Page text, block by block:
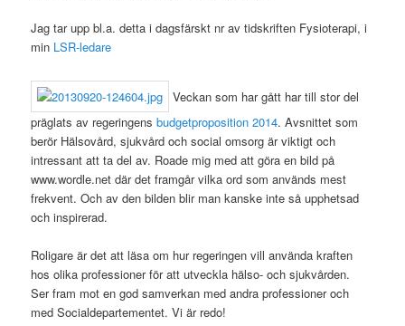
Jag tar upp bl.a. detta i dagsfärskt nr av tidskriften Fysioterapi, i
min LSR-ledare
Veckan som har gått har till stor del
präglats av regeringensbudgetproposition 2014. Avsnittet som
berör Hälsovård, sjukvård och social omsorg är viktigt och
intressant att ta del av. Roade mig med att göra en bild på
www.wordle.net där det framgår vilka ord som används mest
frekvent. Och av den bilden blir man kanske inte så upphetsad
och inspirerad.
Roligare är det att läsa om hur regeringen vill använda kraften
hos olika professioner för att utveckla hälso- och sjukvården.
Ser fram mot en god samverkan med andra professioner och
med Socialdepartementet. Vi är redo!